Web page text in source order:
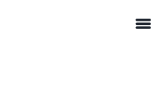
menu